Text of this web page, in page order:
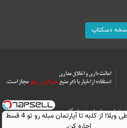
دسکتاپ
تماس با ما
بازرگانی
اجاره‌ قسطی ویلا! از کلبه تا آپارتمان مبله رو تو 4 قسط